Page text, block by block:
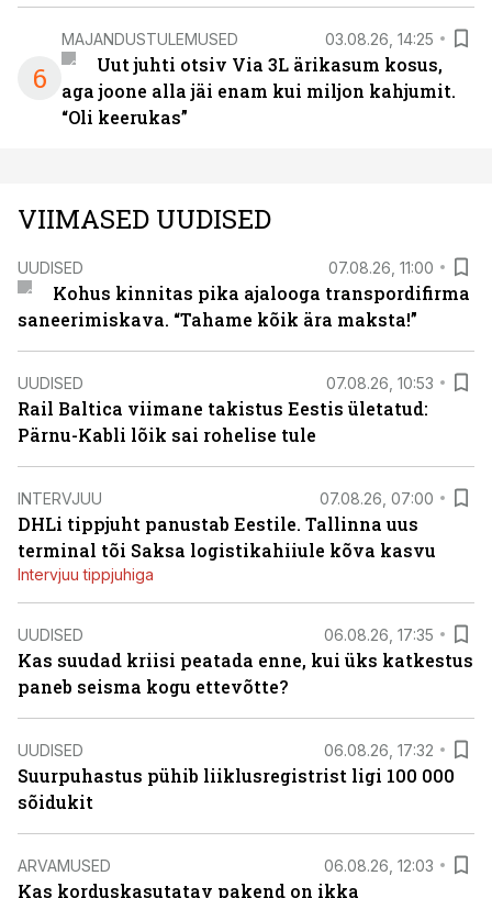
6
MAJANDUSTULEMUSED 03.08.26, 14:25
Uut juhti otsiv Via 3L ärikasum kosus,
aga joone alla jäi enam kui miljon kahjumit.
“Oli keerukas”
VIIMASED UUDISED
UUDISED 07.08.26, 11:00
Kohus kinnitas pika ajalooga transpordifirma
saneerimiskava. “Tahame kõik ära maksta!”
UUDISED 07.08.26, 10:53
Rail Baltica viimane takistus Eestis ületatud:
Pärnu-Kabli lõik sai rohelise tule
INTERVJUU 07.08.26, 07:00
DHLi tippjuht panustab Eestile. Tallinna uus
terminal tõi Saksa logistikahiiule kõva kasvu
Intervjuu tippjuhiga
UUDISED 06.08.26, 17:35
Kas suudad kriisi peatada enne, kui üks katkestus
paneb seisma kogu ettevõtte?
UUDISED 06.08.26, 17:32
Suurpuhastus pühib liiklusregistrist ligi 100 000
sõidukit
ARVAMUSED 06.08.26, 12:03
Kas korduskasutatav pakend on ikka